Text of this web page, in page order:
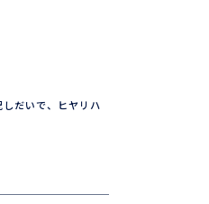
だいで、ヒヤリハ